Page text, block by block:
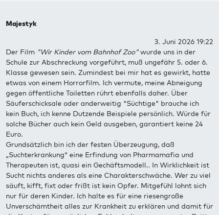
Majestyk
3. Juni 2026 19:22
Der Film "Wir Kinder vom Bahnhof Zoo"wurde uns in der
Schule zur Abschreckung vorgeführt, muß ungefähr 5. oder 6.
Klasse gewesen sein. Zumindest bei mir hat es gewirkt, hatte
etwas von einem Horrorfilm. Ich vermute, meine Abneigung
gegen öffentliche Toiletten rührt ebenfalls daher. Über
Säuferschicksale oder anderweitig "Süchtige" brauche ich
kein Buch, ich kenne Dutzende Beispiele persönlich. Würde für
solche Bücher auch kein Geld ausgeben, garantiert keine 24
Euro.
Grundsätzlich bin ich der festen Überzeugung, daß
„Suchterkrankung“ eine Erfindung von Pharmamafia und
Therapeuten ist, quasi ein Gechäftsmodell.. In Wirklichkeit ist
Sucht nichts anderes als eine Charakterschwäche. Wer zu viel
säuft, kifft, fixt oder frißt ist kein Opfer. Mitgefühl lohnt sich
nur für deren Kinder. Ich halte es für eine riesengroße
Unverschämtheit alles zur Krankheit zu erklären und damit für